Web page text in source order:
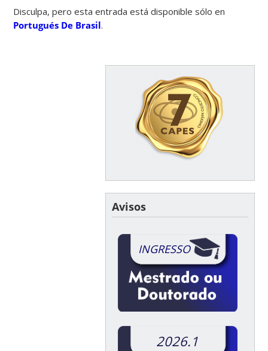
Disculpa, pero esta entrada está disponible sólo en
Portugués De Brasil.
Avisos
INGRESSO
2026.1